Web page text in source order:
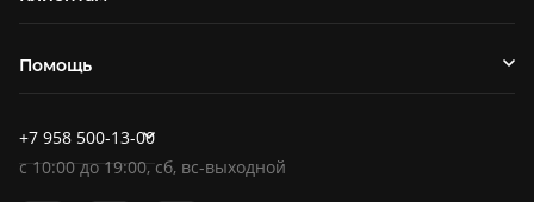
Помощь
+7 958 500-13-00
c10:00до19:00, сб, вс-выходной